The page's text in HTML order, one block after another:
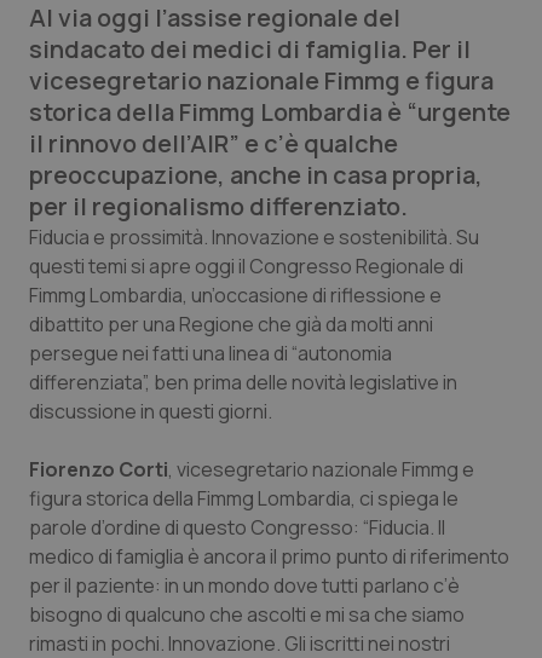
Abruzzo
Basilicata
Calabria
Campania
Emilia-Romagna
Friuli Venezia Giulia
Liguria
Lombardia
Marche
QS Pro Gold
Artrite & artrosi
Asma & BPCO
Car-T
Colesterolo & coronaropatie
Dermatite Atopica
Disturbi dell’umore
Dolore
Donna & Salute
QS Club Newsletter
Al via oggi l’assise regionale del
sindacato dei medici di famiglia. Per il
vicesegretario nazionale Fimmg e figura
storica della Fimmg Lombardia è “urgente
il rinnovo dell’AIR” e c’è qualche
preoccupazione, anche in casa propria,
per il regionalismo differenziato.
Fiducia e prossimità. Innovazione e sostenibilità. Su
questi temi si apre oggi il Congresso Regionale di
Fimmg Lombardia, un’occasione di riflessione e
dibattito per una Regione che già da molti anni
persegue nei fatti una linea di “autonomia
differenziata”, ben prima delle novità legislative in
discussione in questi giorni.
Fiorenzo Corti, vicesegretario nazionale Fimmg e
figura storica della Fimmg Lombardia, ci spiega le
parole d’ordine di questo Congresso: “Fiducia. Il
medico di famiglia è ancora il primo punto di riferimento
per il paziente: in un mondo dove tutti parlano c’è
bisogno di qualcuno che ascolti e mi sa che siamo
rimasti in pochi. Innovazione. Gli iscritti nei nostri